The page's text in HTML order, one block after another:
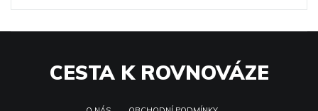
CESTA K ROVNOVÁZE